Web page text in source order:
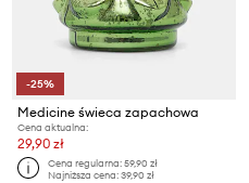
-25%
Medicine świeca zapachowa
Cena aktualna:
29,90 zł
Cena regularna:59,90 zł
Najniższa cena:39,90 zł